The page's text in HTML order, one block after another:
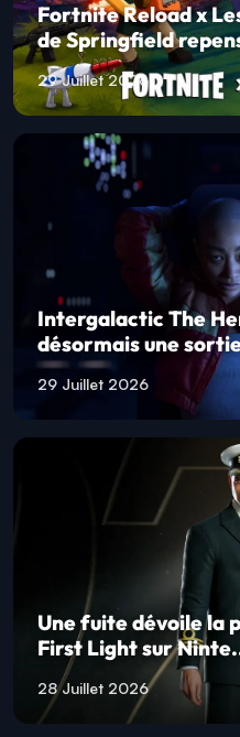
Fortnite Reload x
de Springfield
29 Juillet 2026
Intergalactic The
désormais une
29 Juillet 2026
Une fuite dévoile la
First Light sur
28 Juillet 2026